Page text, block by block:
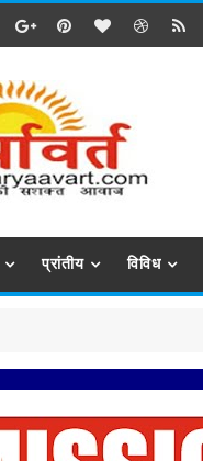
प्रांतीय विविध